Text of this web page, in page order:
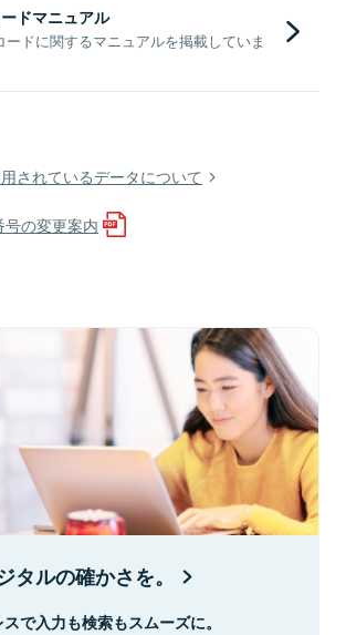
ドマニュアル
ドに関するマニュアルを掲載していま
されているデータについて
の変更案内
タルの確かさを。
で入力も検索もスムーズに。